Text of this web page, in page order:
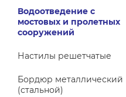
Водоотведение с
мостовых и пролетных
сооружений
Настилы решетчатые
Бордюр металлический
(стальной)